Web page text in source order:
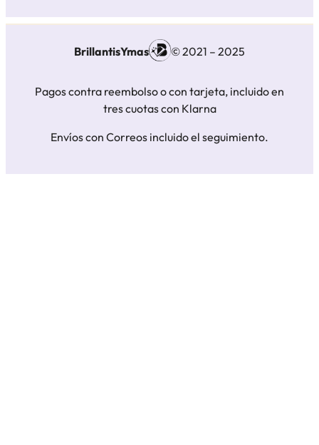
BrillantisYmas © 2021 – 2025
Pagos contra reembolso o con tarjeta, incluido en
tres cuotas con Klarna
Envíos con Correos incluido el seguimiento.